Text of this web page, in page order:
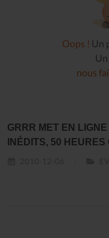
Oops ! Un
nous
GRRR MET EN
INÉDITS, 50